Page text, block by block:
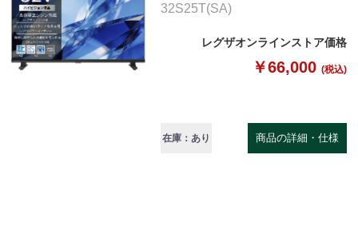
32S25T(SA)
レグザオンラインストア価格
￥66,000 (税込)
在庫：あり 商品の詳細・仕様